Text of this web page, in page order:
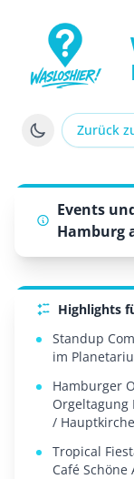
WasLosHier -
Zurück
Events
Hamburg
Highlights
Standup
im
Hamburger
Orgeltagung
/
Tropical
Café Schöne